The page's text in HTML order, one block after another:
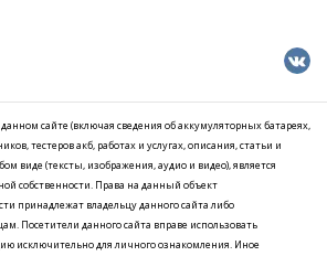
сайте (включая сведения об аккумуляторных батареях,
тестеров акб, работах и услугах, описания, статьи и
виде (тексты, изображения, аудио и видео), является
собственности. Права на данный объект
принадлежат владельцу данного сайта либо
Посетители данного сайта вправе использовать
исключительно для личного ознакомления. Иное